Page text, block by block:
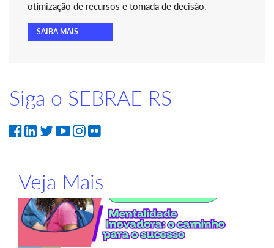
otimização de recursos e tomada de decisão.
SAIBA MAIS
Siga o SEBRAE RS
Veja Mais